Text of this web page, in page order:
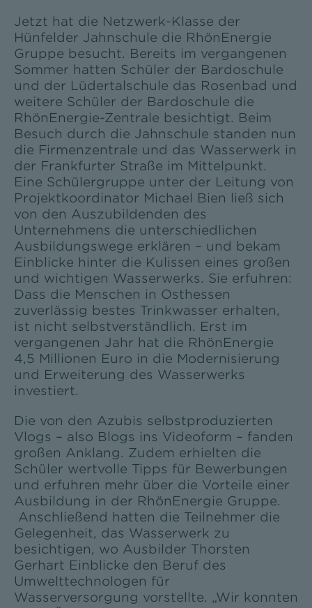
Jetzt hat die Netzwerk-Klasse der
Hünfelder Jahnschule die RhönEnergie
Gruppe besucht. Bereits im vergangenen
Sommer hatten Schüler der Bardoschule
und der Lüdertalschule das Rosenbad und
weitere Schüler der Bardoschule die
RhönEnergie-Zentrale besichtigt. Beim
Besuch durch die Jahnschule standen nun
die Firmenzentrale und das Wasserwerk in
der Frankfurter Straße im Mittelpunkt.
Eine Schülergruppe unter der Leitung von
Projektkoordinator Michael Bien ließ sich
von den Auszubildenden des
Unternehmens die unterschiedlichen
Ausbildungswege erklären – und bekam
Einblicke hinter die Kulissen eines großen
und wichtigen Wasserwerks. Sie erfuhren:
Dass die Menschen in Osthessen
zuverlässig bestes Trinkwasser erhalten,
ist nicht selbstverständlich. Erst im
vergangenen Jahr hat die RhönEnergie
4,5 Millionen Euro in die Modernisierung
und Erweiterung des Wasserwerks
investiert.
Die von den Azubis selbstproduzierten
Vlogs – also Blogs ins Videoform – fanden
großen Anklang. Zudem erhielten die
Schüler wertvolle Tipps für Bewerbungen
und erfuhren mehr über die Vorteile einer
Ausbildung in der RhönEnergie Gruppe.
Anschließend hatten die Teilnehmer die
Gelegenheit, das Wasserwerk zu
besichtigen, wo Ausbilder Thorsten
Gerhart Einblicke den Beruf des
Umwelttechnologen für
Wasserversorgung vorstellte. „Wir konnten